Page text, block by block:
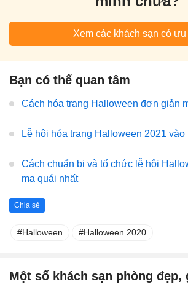
Xem các khách sạn có ưu
Bạn có thể quan tâm
Cách hóa trang Halloween đơn giản
Lễ hội hóa trang Halloween 2021 vào
Cách chuẩn bị và tổ chức lễ hội
ma quái nhất
Chia sẻ
Halloween Halloween 2020
Một số khách sạn phòng đẹp,